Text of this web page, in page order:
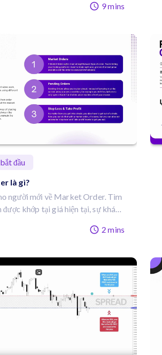
quản lý rủi ro.
9 mins
đầu
là gì?
người mới về Market Order. Tìm
được khớp tại giá hiện tại, sự khác
2 mins